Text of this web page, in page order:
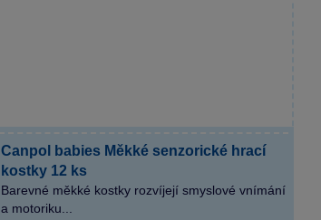
Canpol babies Měkké senzorické hrací
kostky 12 ks
Barevné měkké kostky rozvíjejí smyslové vnímání
a motoriku...